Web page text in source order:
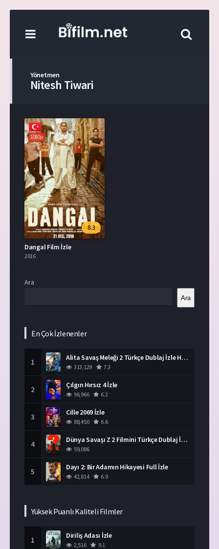
Yönetmen
Nitesh Tiwari
1080p
8.3
Dangal Film İzle
2016
Ara
Ara
En Çok İzlenenler
1 Alita Savaş Meleği 2 Türkçe Dublaj İzle HD Film
313,129 7.3
2 Çılgın Hırsız 4 İzle
96,966 6.2
3 Cille 2069 İzle
88,450 6.6
4 Dünya Savaşı Z 2 Filmini Türkçe Dublaj İzle
59,086
5 Dayı 2: Bir Adamın Hikayesi Full İzle
42,814 6.9
Yüksek Puanlı Kaliteli Filmler
1 Diriliş Adası İzle
2,516 9.1